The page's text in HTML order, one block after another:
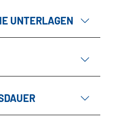
UNTERLAGEN